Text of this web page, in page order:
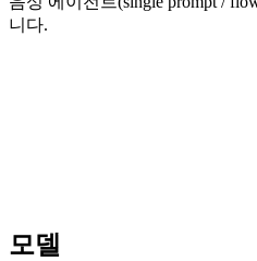
니다.
모델